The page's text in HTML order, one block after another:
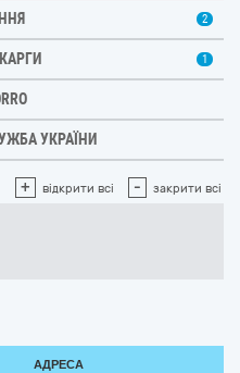
2
1
УКРАЇНИ
+ відкрити всі - закрити всі
АДРЕСА